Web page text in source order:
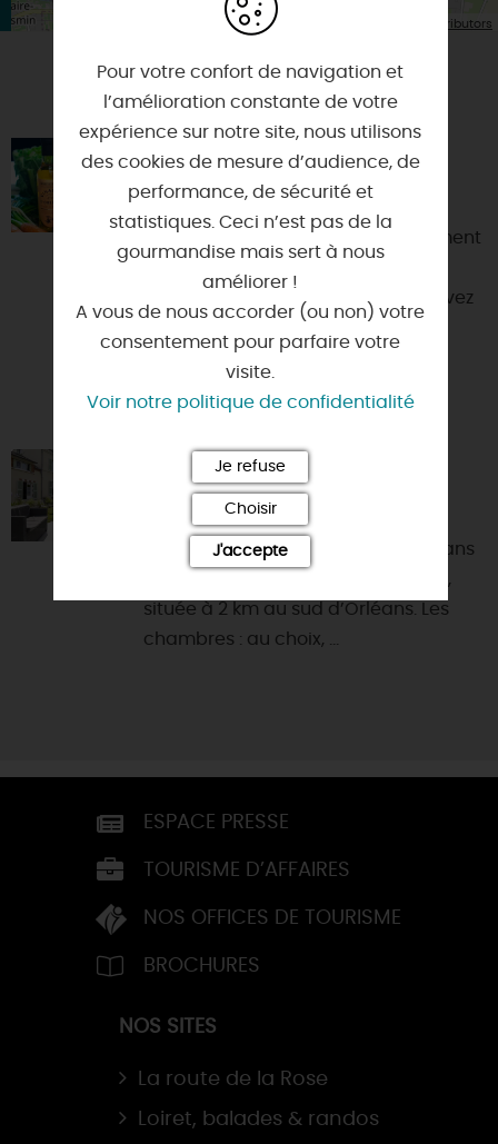
Leaflet| Map data © OpenStreetMap contributors
VOUS AIMEREZ AUSSI
LES ATELIERS MARTIN-POURET
45760 - BOIGNY-SUR-BIONNE
Martin-Pouret, ce n’est pas seulement
d’expériences gastronomiques. Vivez
HÔTEL VILLA MARJANE
45650 - SAINT-JEAN-LE-BLANC
Vous serez ici comme chez vous dans
cette reposante maison de famille,
située à 2 km au sud d’Orléans. Les
chambres : au choix, ...
ESPACE PRESSE
TOURISME D’AFFAIRES
NOS OFFICES DE TOURISME
BROCHURES
NOS SITES
La route de la Rose
Loiret, balades & randos
Pour votre confort de navigation et
l’amélioration constante de votre
expérience sur notre site, nous utilisons
des cookies de mesure d’audience, de
performance, de sécurité et
statistiques. Ceci n’est pas de la
gourmandise mais sert à nous
améliorer !
A vous de nous accorder (ou non) votre
consentement pour parfaire votre
visite.
Voir notre politique de confidentialité
Je refuse
Choisir
J'accepte